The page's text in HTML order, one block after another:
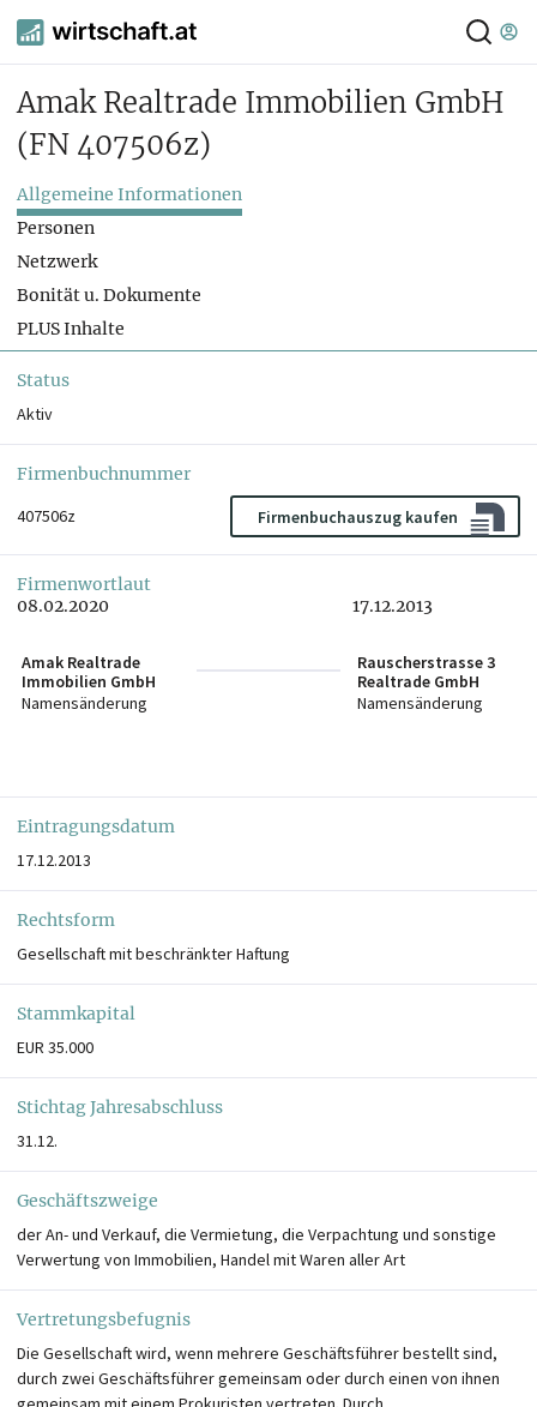
Amak Realtrade Immobilien GmbH
(FN 407506z)
Allgemeine Informationen
Personen
Netzwerk
Bonität u. Dokumente
PLUS Inhalte
Status
Aktiv
Firmenbuchnummer
407506z
Firmenbuchauszug kaufen
Firmenwortlaut
08.02.2020
Amak Realtrade
Immobilien GmbH
Namensänderung
17.12.2013
Rauscherstrasse 3
Realtrade GmbH
Namensänderung
Eintragungsdatum
17.12.2013
Rechtsform
Gesellschaft mit beschränkter Haftung
Stammkapital
EUR 35.000
Stichtag Jahresabschluss
31.12.
Geschäftszweige
der An- und Verkauf, die Vermietung, die Verpachtung und sonstige
Verwertung von Immobilien, Handel mit Waren aller Art
Vertretungsbefugnis
Die Gesellschaft wird, wenn mehrere Geschäftsführer bestellt sind,
durch zwei Geschäftsführer gemeinsam oder durch einen von ihnen